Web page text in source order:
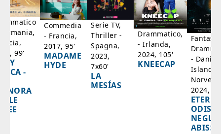
99'
-
Commedia
- Francia,
2017, 95'
MADAME
HYDE
Serie TV,
Thriller -
Spagna,
2023,
7x60'
LA
MESÍAS
Drammatico,
- Irlanda,
2024, 105'
KNEECAP
-
Islanda,
2024,
NEGLI
ABISSI